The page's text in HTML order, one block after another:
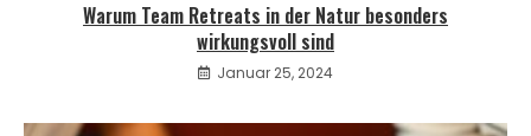
Warum Team Retreats in der Natur besonders
wirkungsvoll sind
Januar 25, 2024